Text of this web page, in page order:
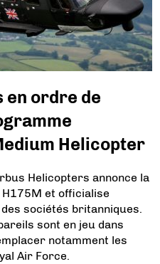
ordre de
Helicopter
Helicopters annonce la
H175M et officialise
sociétés britanniques.
sont en jeu dans
notamment les
Air Force.